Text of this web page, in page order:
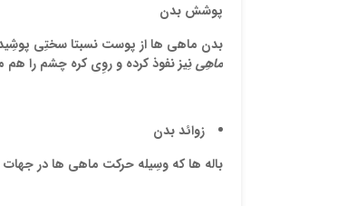
پوشش بدن
بدن ماهي ها از پوست نسبتا سختِي
ماهِينِيز نفوذ کرده و روِي کره چشم را
زوائد بدن
باله ها که وسِيله حرکت ماهي ها در